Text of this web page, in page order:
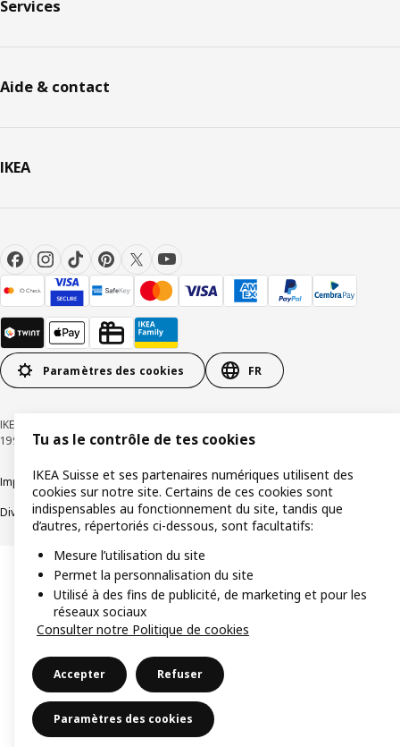
Services
Aide & contact
IKEA
Paramètres des cookies FR
IKEA Suisse - Müslistrasse 16, 8957 Spreitenbach © Inter IKEA Systems B.V.
1999-2026
Impressum / Déclaration de protection des donnéesCookies
Divulgation responsableConditions générales
Tu as le contrôle de tes cookies
IKEA Suisse et ses partenaires numériques utilisent des
cookies sur notre site. Certains de ces cookies sont
indispensables au fonctionnement du site, tandis que
d’autres, répertoriés ci-dessous, sont facultatifs:
Mesure l’utilisation du site
Permet la personnalisation du site
Utilisé à des fins de publicité, de marketing et pour les
réseaux sociaux
Consulter notre Politique de cookies
Accepter Refuser
Paramètres des cookies